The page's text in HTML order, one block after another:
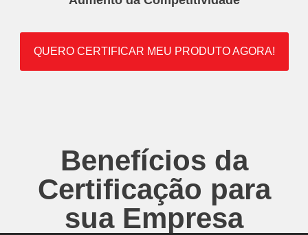
QUERO CERTIFICAR MEU PRODUTO AGORA!
Benefícios da
Certificação para
sua Empresa